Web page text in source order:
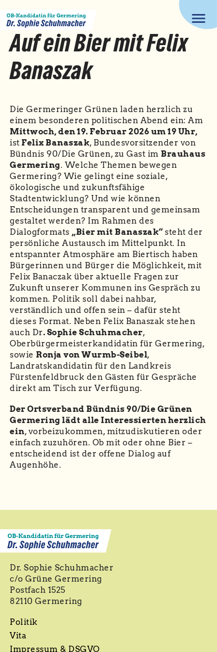
menu
Auf ein Bier mit Felix
Banaszak
Die Germeringer Grünen laden herzlich zu
einem besonderen politischen Abend ein: Am
Mittwoch, den 19. Februar 2026 um 19 Uhr,
ist Felix Banaszak, Bundesvorsitzender von
Bündnis 90/Die Grünen, zu Gast im Brauhaus
Germering. Welche Themen bewegen
Germering? Wie gelingt eine soziale,
ökologische und zukunftsfähige
Stadtentwicklung? Und wie können
Entscheidungen transparent und gemeinsam
gestaltet werden? Im Rahmen des
Dialogformats „Bier mit Banaszak“ steht der
persönliche Austausch im Mittelpunkt. In
entspannter Atmosphäre am Biertisch haben
Bürgerinnen und Bürger die Möglichkeit, mit
Felix Banaczak über aktuelle Fragen zur
Zukunft unserer Kommunen ins Gespräch zu
kommen. Politik soll dabei nahbar,
verständlich und offen sein – dafür steht
dieses Format. Neben Felix Banaszak stehen
auch Dr. Sophie Schuhmacher,
Oberbürgermeisterkandidatin für Germering,
sowie Ronja von Wurmb-Seibel,
Landratskandidatin für den Landkreis
Fürstenfeldbruck den Gästen für Gespräche
direkt am Tisch zur Verfügung.
Der Ortsverband Bündnis 90/Die Grünen
Germering lädt alle Interessierten herzlich
ein, vorbeizukommen, mitzudiskutieren oder
einfach zuzuhören. Ob mit oder ohne Bier –
entscheidend ist der offene Dialog auf
Augenhöhe.
Dr. Sophie Schuhmacher
c/o Grüne Germering
Postfach 1525
82110 Germering
Politik
Vita
Impressum & DSGVO